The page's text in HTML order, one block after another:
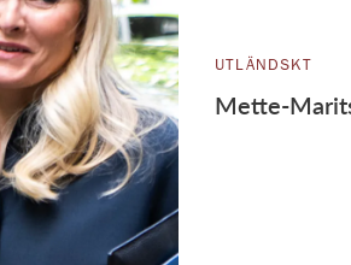
UTLÄNDSKT
Mette-